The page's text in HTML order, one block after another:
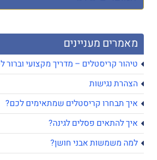
מאמרים מעניינים
טיהור קריסטלים – מדריך מקצועי וברור
הצהרת נגישות
איך תבחרו קריסטלים שמתאימים לכם?
איך להתאים פסלים לגינה?
למה משמשות אבני חושן?